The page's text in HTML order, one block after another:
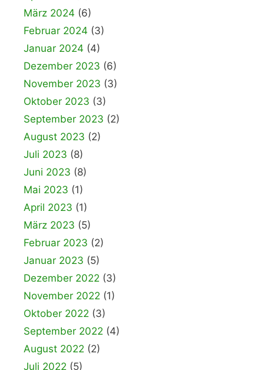
März 2024 (6)
Februar 2024 (3)
Januar 2024 (4)
Dezember 2023 (6)
November 2023 (3)
Oktober 2023 (3)
September 2023 (2)
August 2023 (2)
Juli 2023 (8)
Juni 2023 (8)
Mai 2023 (1)
April 2023 (1)
März 2023 (5)
Februar 2023 (2)
Januar 2023 (5)
Dezember 2022 (3)
November 2022 (1)
Oktober 2022 (3)
September 2022 (4)
August 2022 (2)
Juli 2022 (5)